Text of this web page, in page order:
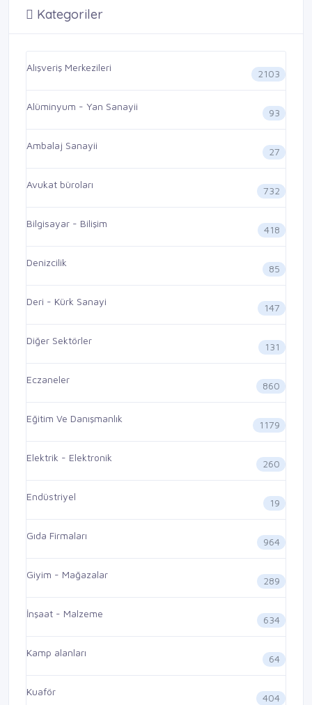
Kategoriler
Alışveriş Merkezileri
2103
Alüminyum - Yan Sanayii
93
Ambalaj Sanayii
27
Avukat büroları
732
Bilgisayar - Bilişim
418
Denizcilik
85
Deri - Kürk Sanayi
147
Diğer Sektörler
131
Eczaneler
860
Eğitim Ve Danışmanlık
1179
Elektrik - Elektronik
260
Endüstriyel
19
Gıda Firmaları
964
Giyim - Mağazalar
289
İnşaat - Malzeme
634
Kamp alanları
64
Kuaför
404